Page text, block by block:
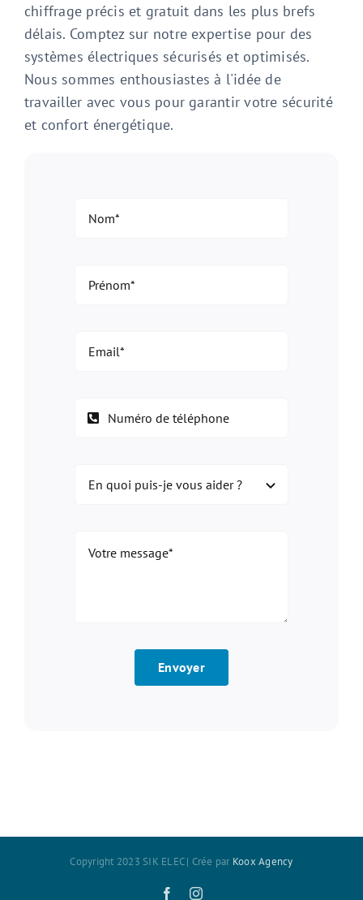
chiffrage précis et gratuit dans les plus brefs
délais. Comptez sur notre expertise pour des
systèmes électriques sécurisés et optimisés.
Nous sommes enthousiastes à l'idée de
travailler avec vous pour garantir votre sécurité
et confort énergétique.
Envoyer
Copyright 2023 SIK ELEC | Crée par Koox Agency
FacebookInstagram